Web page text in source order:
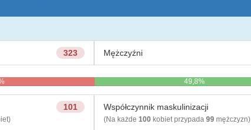
323 Mężczyźni
49,8%
101 Współczynnik maskulinizacji
(Na każde 100kobiet przypada 99mężczyzn)